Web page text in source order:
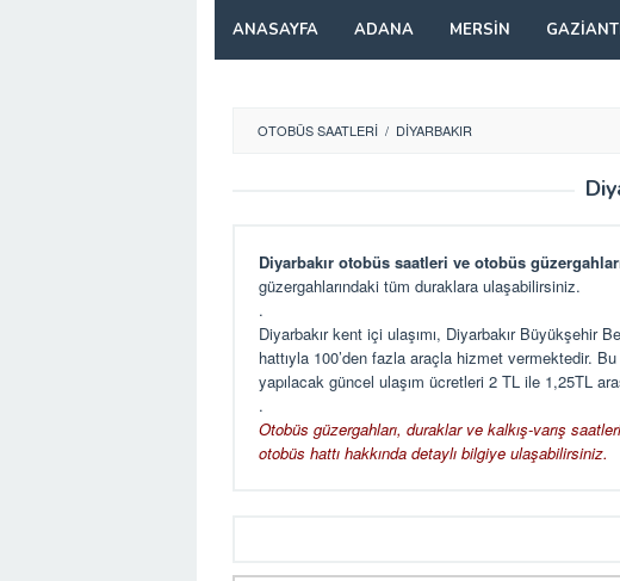
content
ANASAYFA ADANA MERSIN
OTOBÜS SAATLERI / DIYARBAKIR
Diyarbakır otobüs saatleri ve otobüs
güzergahlarındaki tüm duraklara ulaşabilirsiniz.
.
Diyarbakır kent içi ulaşımı, Diyarbakır Büyükşehir
hattıyla 100’den fazla araçla hizmet vermektedir.
yapılacak güncel ulaşım ücretleri 2 TL ile 1,25TL
.
Otobüs güzergahları, duraklar ve kalkış-varış
otobüs hattı hakkında detaylı bilgiye ulaşabilirsiniz.